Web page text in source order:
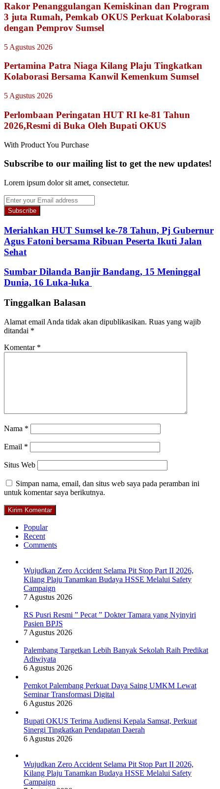
Rakor Penanggulangan Kemiskinan dan Program
3 juta Rumah, Pemkab OKUS Perkuat Kolaborasi
dengan Pemprov Sumsel
5 Agustus 2026
Pertamina Patra Niaga Kilang Plaju Tingkatkan
Kolaborasi Bersama Kanwil Kemenkum Sumsel
5 Agustus 2026
Perlombaan Peringatan HUT RI ke-81 Tahun
2026,Resmi di Buka Oleh Bupati OKUS
With Product You Purchase
Subscribe to our mailing list to get the new updates!
Lorem ipsum dolor sit amet, consectetur.
Enter
your
Email
address
Meriahkan HUT Sumsel ke-78 Tahun, Pj Gubernur
Agus Fatoni bersama Ribuan Peserta Ikuti Jalan
Sehat
Sumbar Dilanda Banjir Bandang, 15 Meninggal
Dunia, 16 Luka-luka
Tinggalkan Balasan
Alamat email Anda tidak akan dipublikasikan. Ruas yang wajib
ditandai *
Komentar *
Nama *
Email *
Situs Web
Simpan nama, email, dan situs web saya pada peramban ini
untuk komentar saya berikutnya.
Popular
Recent
Comments
Wujudkan Zero Accident Selama Pit Stop Part II 2026,
Kilang Plaju Tanamkan Budaya HSSE Melalui Safety
Campaign
7 Agustus 2026
RS Pusri Resmi ” Pecat ” Dokter Tamara yang Nyinyiri
Pasien BPJS
7 Agustus 2026
Palembang Targetkan Lebih Banyak Sekolah Raih Predikat
Adiwiyata
6 Agustus 2026
Pemkot Palembang Perkuat Daya Saing UMKM Lewat
Seminar Transformasi Digital
6 Agustus 2026
Bupati OKUS Terima Audiensi Kepala Samsat, Perkuat
Sinergi Tingkatkan Pendapatan Daerah
6 Agustus 2026
Wujudkan Zero Accident Selama Pit Stop Part II 2026,
Kilang Plaju Tanamkan Budaya HSSE Melalui Safety
Campaign